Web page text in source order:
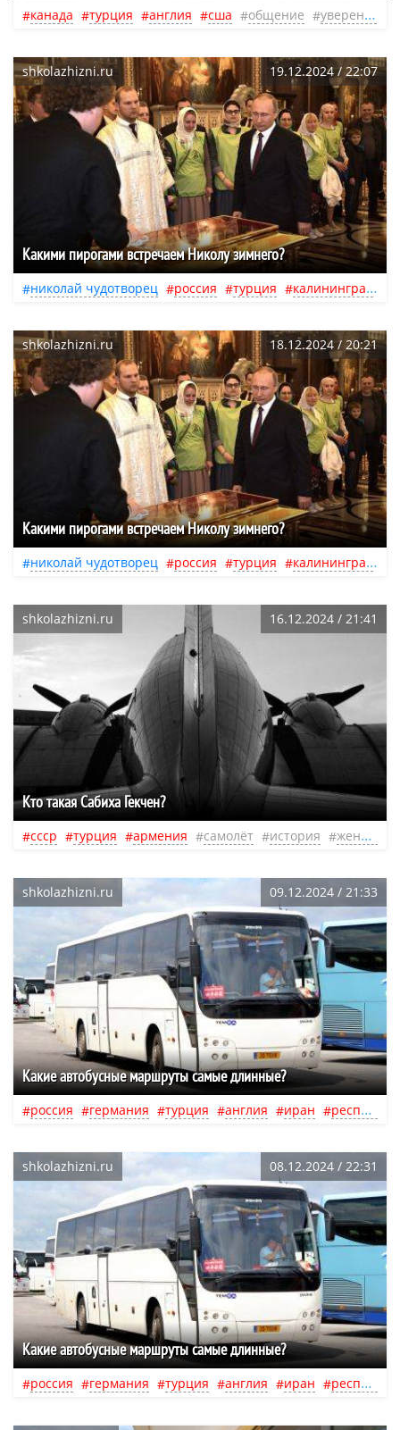
канада турция англия сша общение уверенность
shkolazhizni.ru 19.12.2024 / 22:07
Какими пирогами встречаем Николу зимнего?
николай чудотворец россия турция калининград
shkolazhizni.ru 18.12.2024 / 20:21
Какими пирогами встречаем Николу зимнего?
николай чудотворец россия турция калининград
shkolazhizni.ru 16.12.2024 / 21:41
Кто такая Сабиха Гекчен?
ссср турция армения самолёт история женщина
shkolazhizni.ru 09.12.2024 / 21:33
Какие автобусные маршруты самые длинные?
россия германия турция англия иран республика крым
shkolazhizni.ru 08.12.2024 / 22:31
Какие автобусные маршруты самые длинные?
россия германия турция англия иран республика крым